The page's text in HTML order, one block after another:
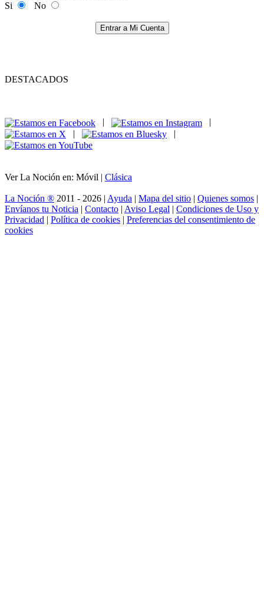
Si
No
Entrar a Mi Cuenta
DESTACADOS
|
|
|
|
Ver La Noción en: Móvil | Clásica
La Noción ® 2011 - 2026 | Ayuda | Mapa del sitio | Quienes somos |
Envíanos tu Noticia | Contacto | Aviso Legal | Condiciones de Uso y
Privacidad | Política de cookies | Preferencias del consentimiento de
cookies